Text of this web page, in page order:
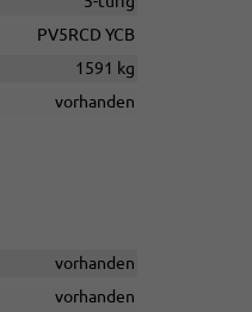
PV5RCD YCB
1591 kg
vorhanden
vorhanden
vorhanden